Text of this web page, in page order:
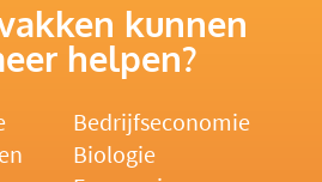
kunnen
helpen?
Bedrijfseconomie
Biologie